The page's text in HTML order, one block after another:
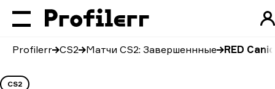
Profilerr CS2 Матчи CS2: Завершеннные RED
CS2